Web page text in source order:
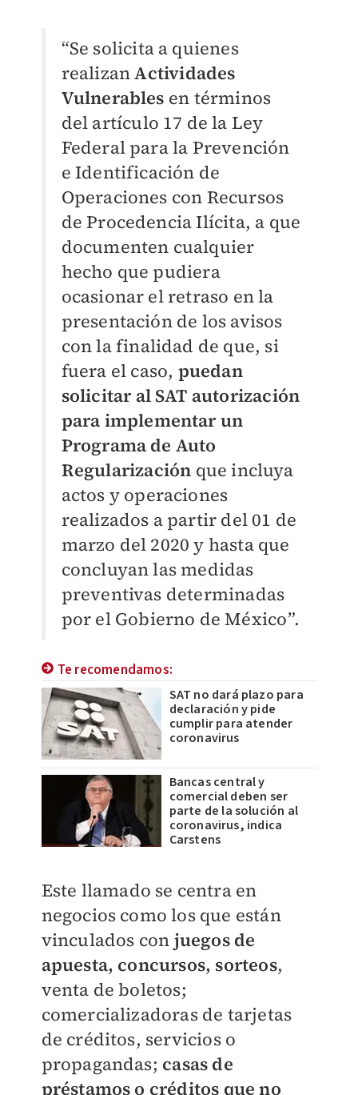
“Se solicita a quienes
realizanActividades
Vulnerables en términos
del artículo 17 de la Ley
Federal para la Prevención
e Identificación de
Operaciones con Recursos
de Procedencia Ilícita, a que
documenten cualquier
hecho que pudiera
ocasionar el retraso en la
presentación de los avisos
con la finalidad de que, si
fuera el caso, puedan
solicitar al SAT autorización
para implementar un
Programa de Auto
Regularización que incluya
actos y operaciones
realizados a partir del 01 de
marzo del 2020 y hasta que
concluyan las medidas
preventivas determinadas
por el Gobierno de México”.
Te recomendamos:
SAT no dará plazo para
declaración y pide
cumplir para atender
coronavirus
Bancas central y
comercial deben ser
parte de la solución al
coronavirus, indica
Carstens
Este llamado se centra en
negocios como los que están
vinculados con juegos de
apuesta, concursos, sorteos,
venta de boletos;
comercializadoras de tarjetas
de créditos, servicios o
propagandas; casas de
préstamos o créditos que no